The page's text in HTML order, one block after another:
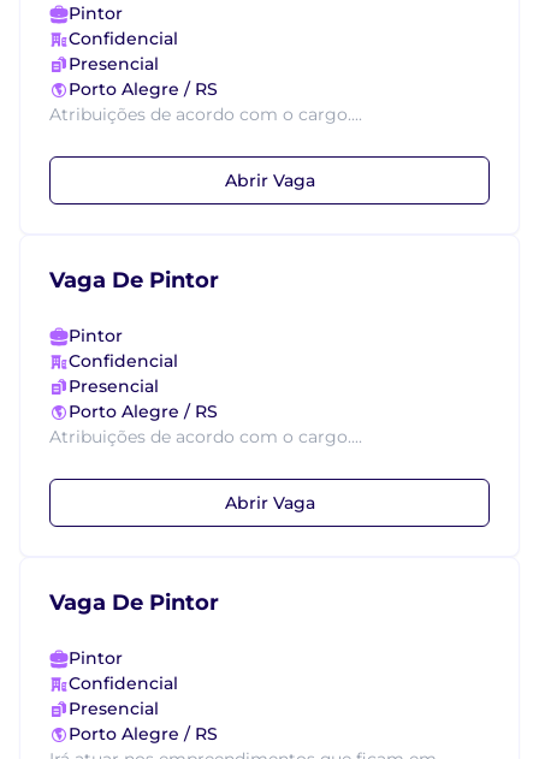
Pintor
Confidencial
Presencial
Porto Alegre / RS
Atribuições de acordo com o cargo....
Abrir Vaga
Vaga De Pintor
Pintor
Confidencial
Presencial
Porto Alegre / RS
Atribuições de acordo com o cargo....
Abrir Vaga
Vaga De Pintor
Pintor
Confidencial
Presencial
Porto Alegre / RS